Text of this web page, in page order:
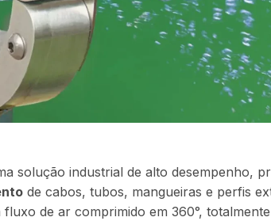
solução industrial de alto desempenho,
de cabos, tubos, mangueiras e perfis
de ar comprimido em 360°,